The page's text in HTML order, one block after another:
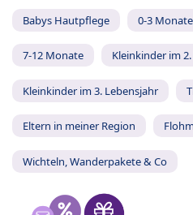
Babys Hautpflege 0-3 Monate
7-12 Monate Kleinkinder im
Kleinkinder im 3. Lebensjahr
Eltern in meiner Region
Wichteln, Wanderpakete & Co